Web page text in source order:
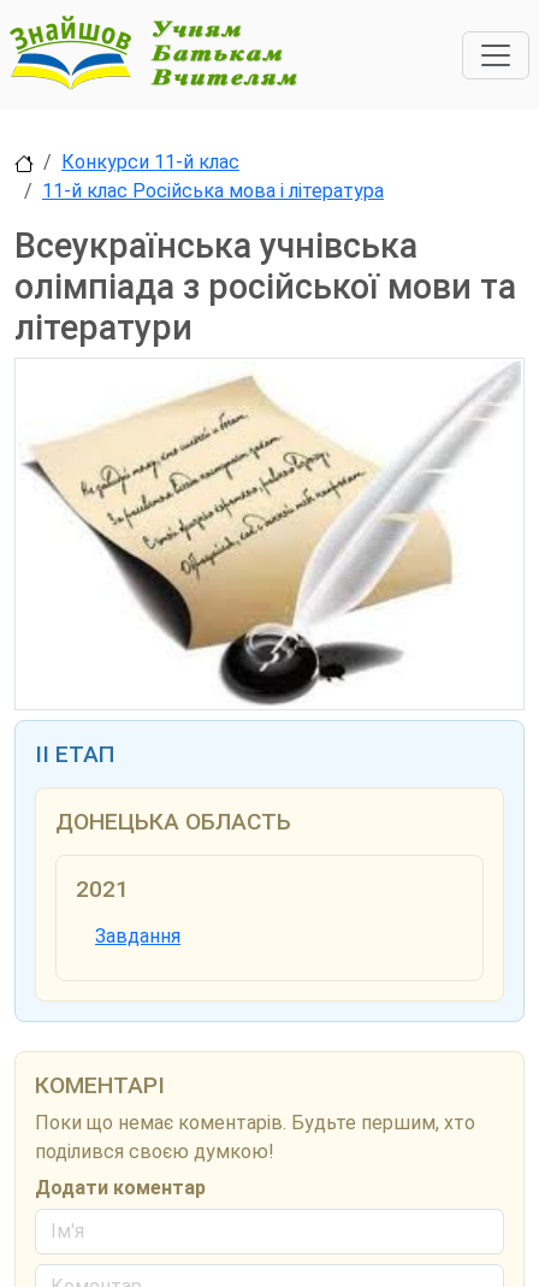
Конкурси 11-й клас
11-й клас Російська мова і література
Всеукраїнська учнівська
олімпіада з російської мови та
літератури
ІІ ЕТАП
ДОНЕЦЬКА ОБЛАСТЬ
2021
Завдання
КОМЕНТАРІ
Поки що немає коментарів. Будьте першим, хто
поділився своєю думкою!
Додати коментар